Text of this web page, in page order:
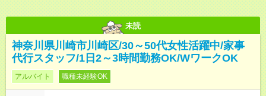
未読
神奈川県川崎市川崎区/30～50代女性活躍中/家事
代行スタッフ/1日2～3時間勤務OK/WワークOK
アルバイト 職種未経験OK